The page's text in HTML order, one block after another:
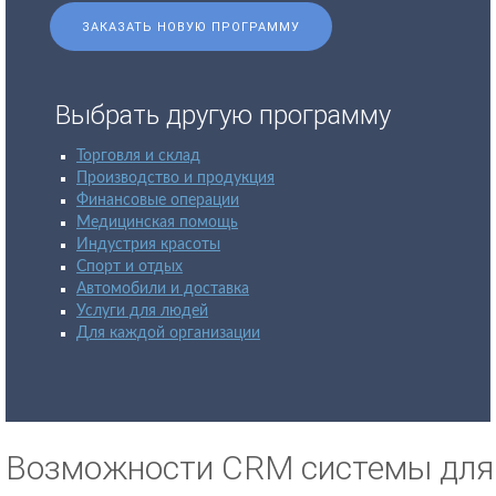
ЗАКАЗАТЬ НОВУЮ ПРОГРАММУ
Выбрать другую программу
Торговля и склад
Производство и продукция
Финансовые операции
Медицинская помощь
Индустрия красоты
Спорт и отдых
Автомобили и доставка
Услуги для людей
Для каждой организации
Возможности CRM системы для